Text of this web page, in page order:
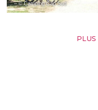
– © Camping Cap Sud